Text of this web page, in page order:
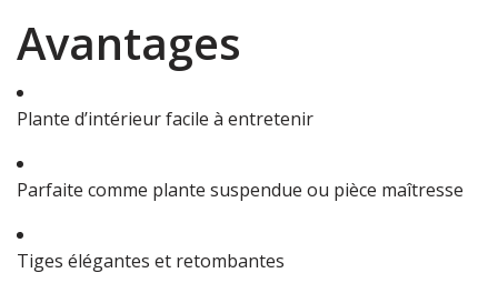
Avantages
Plante d’intérieur facile à entretenir
Parfaite comme plante suspendue ou pièce maîtresse
Tiges élégantes et retombantes